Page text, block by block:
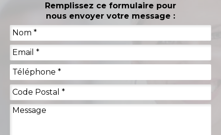
Remplissez ce formulaire pour
nous envoyer votre message :